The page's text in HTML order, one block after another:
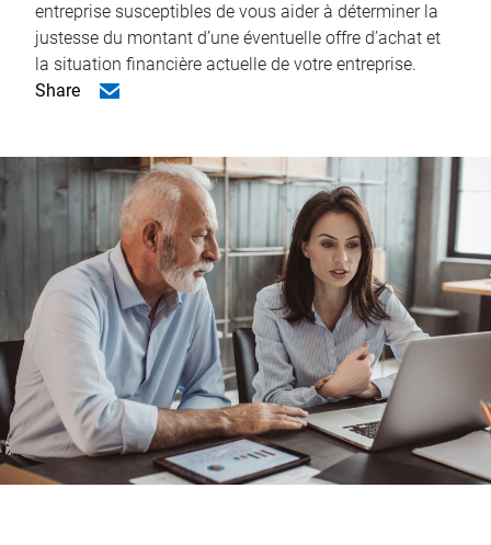
entreprise susceptibles de vous aider à déterminer la
justesse du montant d’une éventuelle offre d’achat et
la situation financière actuelle de votre entreprise.
Share